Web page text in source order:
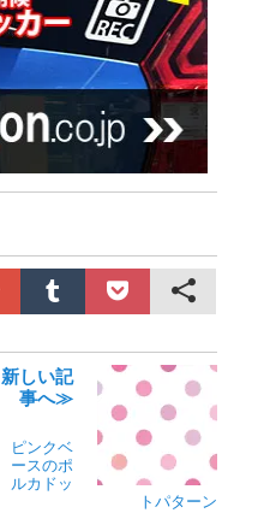
新しい記
事へ≫
ピンクベ
ースのポ
ルカドッ
トパターン